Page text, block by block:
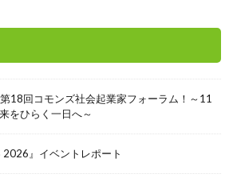
18回コモンズ社会起業家フォーラム！～11
をひらく一日へ～
2026』イベントレポート